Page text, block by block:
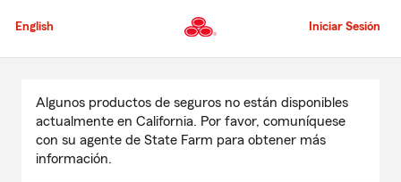
al
principal
English Iniciar Sesión
contenido
principal
Algunos productos de seguros no están disponibles
actualmente en California. Por favor, comuníquese
con su agente de State Farm para obtener más
información.